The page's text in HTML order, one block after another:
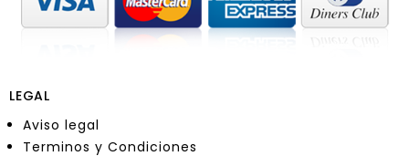
LEGAL
Aviso legal
Terminos y Condiciones